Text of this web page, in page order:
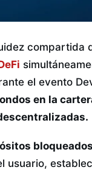
compartida
el evento
en la
bloqueados
usuario,